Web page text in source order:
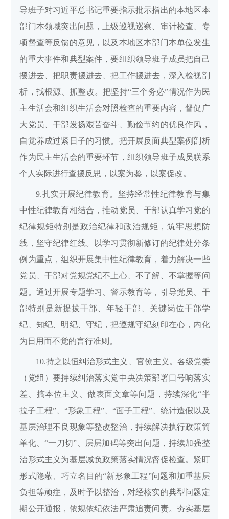
导班子对习近平总书记重要指示批示指出的本地区本
部门本领域突出问题，上级巡视巡察、审计检查、专
项督查等反馈的意见，以及本地区本部门本单位发生
的重大事件和典型案件，要组织领导班子成员把自己
摆进去、把职责摆进去、把工作摆进去，深入检视剖
析，找根源、抓整改。把坚持“三个务必”情况作为民
主生活会和组织生活会对照检查的重要内容，督促广
大党员、干部发扬艰苦奋斗、勤俭节约的优良作风，
自觉养成过紧日子的习惯。把开展反面典型案例剖析
作为民主生活会的重要环节，组织领导班子成员联系
个人实际进行查摆反思，以案为鉴，以案促改。
9.扎实开展纪律教育。坚持经常性纪律教育与集
中性纪律教育相结合，推动党员、干部认真学习党的
纪律规矩特别是政治纪律和政治规矩，筑牢思想防
线，坚守纪律红线。以学习贯彻新修订的纪律处分条
例为重点，组织开展集中性纪律教育，着力解决一些
党员、干部对党规党纪不上心、不了解、不掌握等问
题。通过开展专题学习、警示教育等，引导党员、干
部特别是新提拔干部、年轻干部、关键岗位干部学
纪、知纪、明纪、守纪，把遵规守纪刻印在心，内化
为日用而不觉的言行准则。
10.持之以恒纠治形式主义、官僚主义。各级党委
（党组）要持续纠治落实党中央决策部署口号响落实
差、搞本位主义、做表面文章等问题，持续深化“半
拉子工程”、“形象工程”、“面子工程”、统计造假以及
基层治理不良现象等整改整治，持续解决执行政策简
单化、“一刀切”、层层加码等突出问题，持续加强整
治形式主义为基层减负政策落实情况督促检查。紧盯
形式隐蔽、巧立名目的“新形象工程”问题和加重基层
负担等顽症，及时予以整治，对经核实的典型问题定
期公开通报，依规依纪依法严肃追责问责。夯实基层